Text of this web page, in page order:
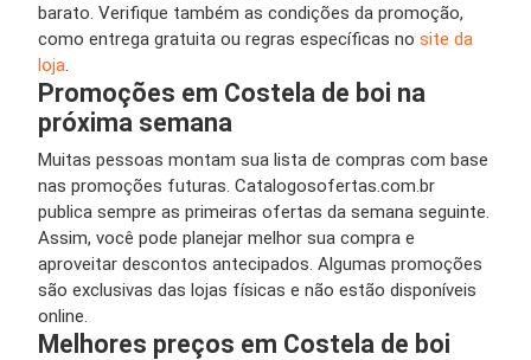
barato. Verifique também as condições da promoção,
como entrega gratuita ou regras específicas no site da
loja
Promoções em Costela de boi na
próxima semana
Muitas pessoas montam sua lista de compras com base
nas promoções futuras. Catalogosofertas.com.br
publica sempre as primeiras ofertas da semana seguinte.
Assim, você pode planejar melhor sua compra e
aproveitar descontos antecipados. Algumas promoções
são exclusivas das lojas físicas e não estão disponíveis
online.
Melhores preços em Costela de boi